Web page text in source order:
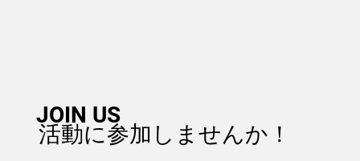
活動に参加しませんか！
JOIN US